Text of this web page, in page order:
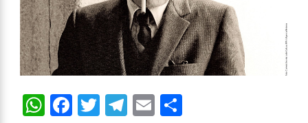
WhatsApp
Facebook
Twitter
Telegram
Email